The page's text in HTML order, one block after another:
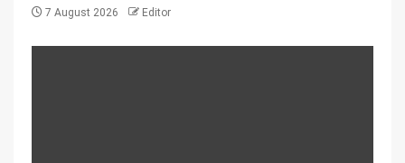
7 August 2026 Editor